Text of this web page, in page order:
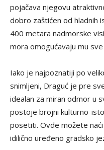
pojačava njegovu
dobro zaštićen od hladnih
400 metara nadmorske
mora omogućavaju mu
Iako je najpoznatiji po
snimljeni, Draguć je pre
idealan za miran odmor u
postoje brojni kulturno-
posetiti. Ovde možete
idilično uređeno gradsko